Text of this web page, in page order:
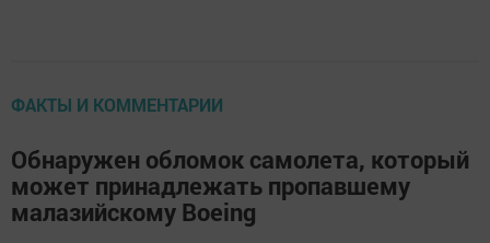
ФАКТЫ И КОММЕНТАРИИ
Обнаружен обломок самолета, который
может принадлежать пропавшему
малазийскому Boeing